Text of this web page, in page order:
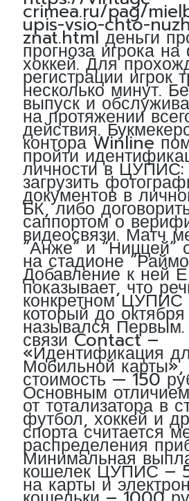
crimea.ru/pag/
upis-vsio-chto-
znat.html деньги
прогноза игрока
хоккей. Для
регистрации игрок
несколько минут.
выпуск и
на протяжении
действия.
контора Winline
пройти
личности в
загрузить
документов в
БК, либо
саппортом о
видеосвязи. Матч
“Анже” и “Ниццей”
на стадионе
Добавление к ней Е
показывает, что
конкретном
который до
назывался
связи Contact –
«Идентификация
Мобильной карты»,
стоимость — 150
Основным
от тотализатора в
футбол, хоккей и
спорта считается
распределения
Минимальная
кошелек ЦУПИС –
на карты и